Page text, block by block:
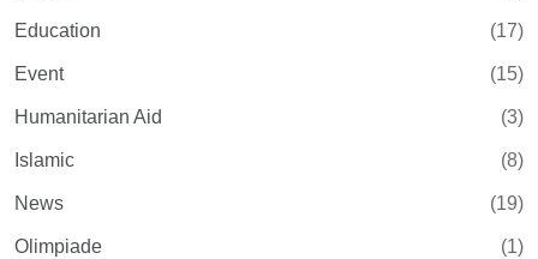
Education (17)
Event (15)
Humanitarian Aid (3)
Islamic (8)
News (19)
Olimpiade (1)